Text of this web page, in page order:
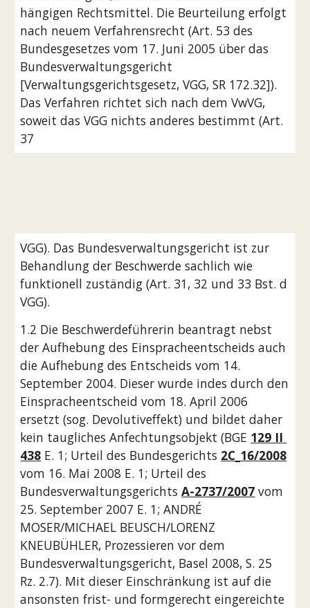
hängigen Rechtsmittel. Die Beurteilung erfolgt
nach neuem Verfahrensrecht (Art. 53 des
Bundesgesetzes vom 17. Juni 2005 über das
Bundesverwaltungsgericht
[Verwaltungsgerichtsgesetz, VGG, SR 172.32]).
Das Verfahren richtet sich nach dem VwVG,
soweit das VGG nichts anderes bestimmt (Art.
37
VGG). Das Bundesverwaltungsgericht ist zur
Behandlung der Beschwerde sachlich wie
funktionell zuständig (Art. 31, 32 und 33 Bst. d
VGG).
1.2 Die Beschwerdeführerin beantragt nebst
der Aufhebung des Einspracheentscheids auch
die Aufhebung des Entscheids vom 14.
September 2004. Dieser wurde indes durch den
Einspracheentscheid vom 18. April 2006
ersetzt (sog. Devolutiveffekt) und bildet daher
kein taugliches Anfechtungsobjekt (BGE 129 II
438 E. 1; Urteil des Bundesgerichts 2C_16/2008
vom 16. Mai 2008 E. 1; Urteil des
Bundesverwaltungsgerichts A-2737/2007 vom
25. September 2007 E. 1; ANDRÉ
MOSER/MICHAEL BEUSCH/LORENZ
KNEUBÜHLER, Prozessieren vor dem
Bundesverwaltungsgericht, Basel 2008, S. 25
Rz. 2.7). Mit dieser Einschränkung ist auf die
ansonsten frist- und formgerecht eingereichte